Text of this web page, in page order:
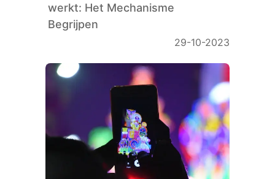
werkt: Het Mechanisme
Begrijpen
29-10-2023